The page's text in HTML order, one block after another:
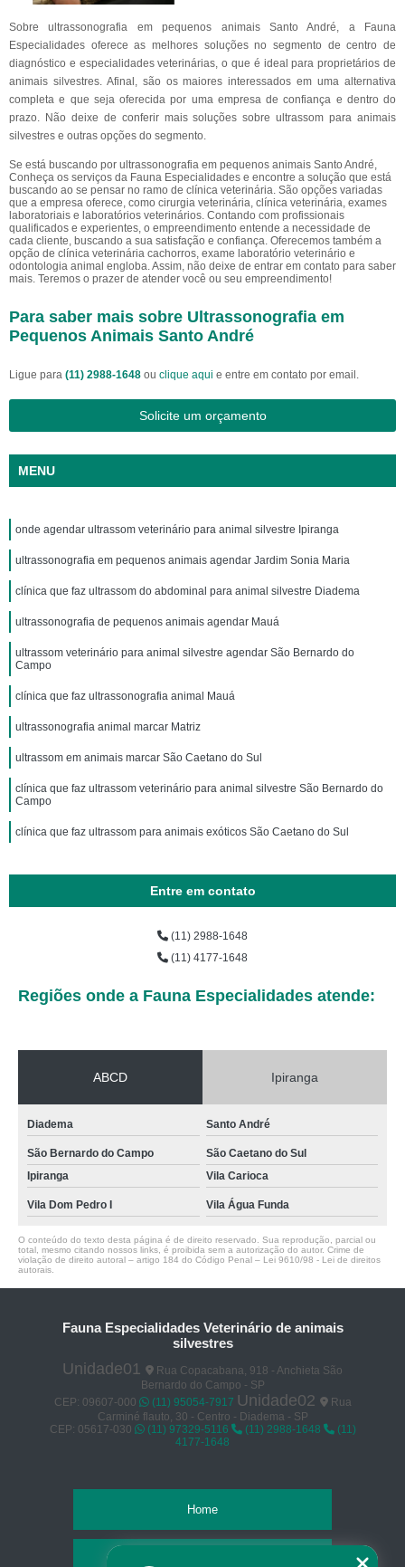
Sobre ultrassonografia em pequenos animais Santo André, a Fauna
Especialidades oferece as melhores soluções no segmento de centro de
diagnóstico e especialidades veterinárias, o que é ideal para proprietários de
animais silvestres. Afinal, são os maiores interessados em uma alternativa
completa e que seja oferecida por uma empresa de confiança e dentro do
prazo. Não deixe de conferir mais soluções sobre ultrassom para animais
silvestres e outras opções do segmento.
Se está buscando por ultrassonografia em pequenos animais Santo André,
Conheça os serviços da Fauna Especialidades e encontre a solução que está
buscando ao se pensar no ramo de clínica veterinária. São opções variadas
que a empresa oferece, como cirurgia veterinária, clínica veterinária, exames
laboratoriais e laboratórios veterinários. Contando com profissionais
qualificados e experientes, o empreendimento entende a necessidade de
cada cliente, buscando a sua satisfação e confiança. Oferecemos também a
opção de clínica veterinária cachorros, exame laboratório veterinário e
odontologia animal engloba. Assim, não deixe de entrar em contato para saber
mais. Teremos o prazer de atender você ou seu empreendimento!
Para saber mais sobre Ultrassonografia em
Pequenos Animais Santo André
Ligue para (11) 2988-1648 ou clique aqui e entre em contato por email.
Solicite um orçamento
MENU
onde agendar ultrassom veterinário para animal silvestre Ipiranga
ultrassonografia em pequenos animais agendar Jardim Sonia Maria
clínica que faz ultrassom do abdominal para animal silvestre Diadema
ultrassonografia de pequenos animais agendar Mauá
ultrassom veterinário para animal silvestre agendar São Bernardo do
Campo
clínica que faz ultrassonografia animal Mauá
ultrassonografia animal marcar Matriz
ultrassom em animais marcar São Caetano do Sul
clínica que faz ultrassom veterinário para animal silvestre São Bernardo do
Campo
clínica que faz ultrassom para animais exóticos São Caetano do Sul
Entre em contato
(11) 2988-1648
(11) 4177-1648
Regiões onde a Fauna Especialidades atende:
ABCD Ipiranga
Diadema Santo André
São Bernardo do Campo
São Caetano do Sul
Ipiranga
Vila Carioca
Vila Dom Pedro I Vila Água Funda
O conteúdo do texto desta página é de direito reservado. Sua reprodução, parcial ou
total, mesmo citando nossos links, é proibida sem a autorização do autor. Crime de
violação de direito autoral – artigo 184 do Código Penal – Lei 9610/98 - Lei de direitos
autorais
Fauna Especialidades Veterinário de animais
silvestres
Unidade01
Rua Copacabana, 918 - Anchieta São
Bernardo do Campo - SP
CEP: 09607-000
(11) 95054-7917 Unidade02
Rua
Carminé flauto, 30 - Centro - Diadema - SP
CEP: 05617-030
(11) 97329-5116 (11) 2988-1648
(11)
4177-1648
Home